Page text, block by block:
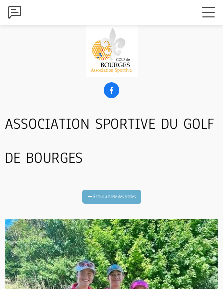

ASSOCIATION SPORTIVE DU GOLF
DE BOURGES
☰ Retour à la liste des articles